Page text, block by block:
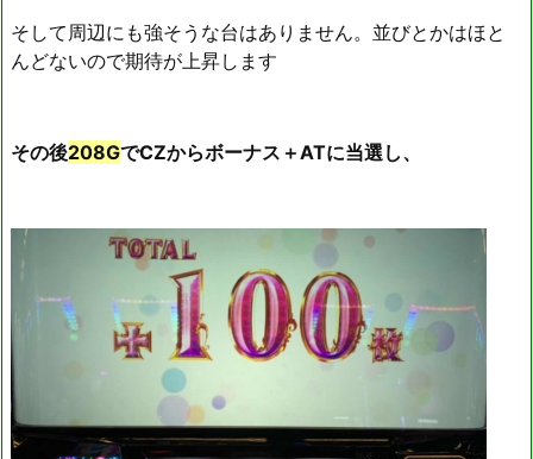
そして周辺にも強そうな台はありません。並びとかはほと
んどないので期待が上昇します
その後208GでCZからボーナス＋ATに当選し、